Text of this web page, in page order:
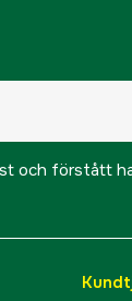
och förstått